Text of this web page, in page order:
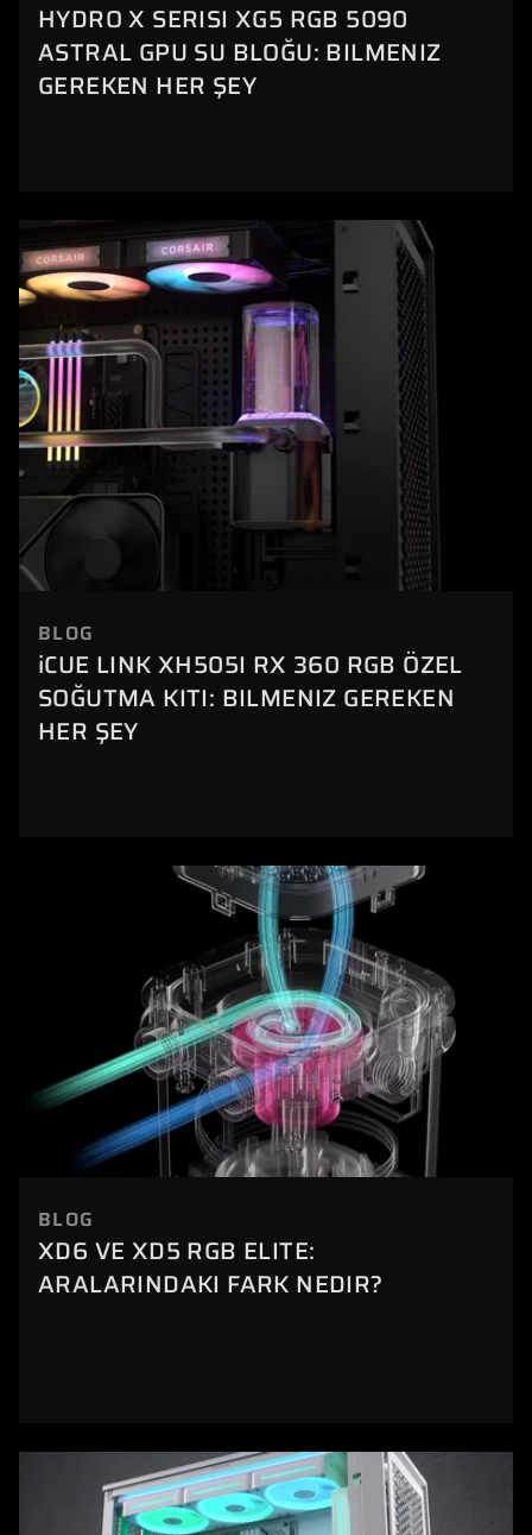
HYDRO X SERISI XG5 RGB 5090
ASTRAL GPU SU BLOĞU: BILMENIZ
GEREKEN HER ŞEY
BLOG
iCUE LINK XH505I RX 360 RGB ÖZEL
SOĞUTMA KITI: BILMENIZ GEREKEN
HER ŞEY
BLOG
XD6 VE XD5 RGB ELITE:
ARALARINDAKI FARK NEDIR?